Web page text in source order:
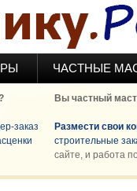
ЧАСТНЫЕ
заказ
Вы частный
Размести свои
строительные
сайте, и работа